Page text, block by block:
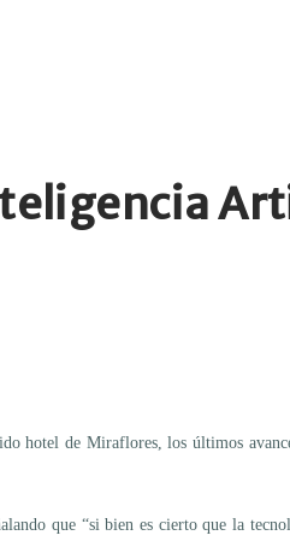
hotel de Miraflores, los últimos
que “si bien es cierto que la